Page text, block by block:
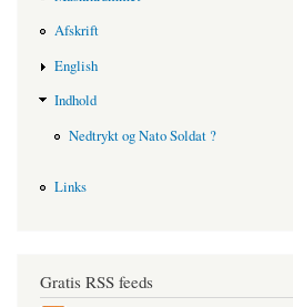
Afskrift
English
Indhold
Nedtrykt og Nato Soldat ?
Links
Gratis RSS feeds